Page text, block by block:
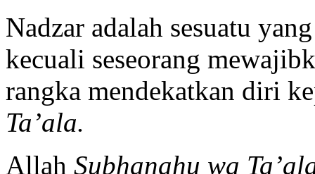
Nadzar adalah sesuatu
kecuali seseorang
rangka mendekatkan diri
Ta’ala.
Allah Subhanahu wa